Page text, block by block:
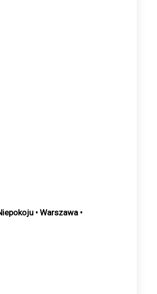
• Warszawa •